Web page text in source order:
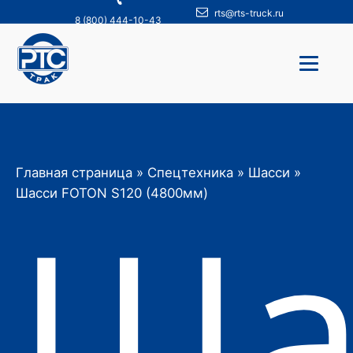
8 (800) 444-10-43
rts@rts-truck.ru
Главная страница » Спецтехника » Шасси »
Шасси FOTON S120 (4800мм)